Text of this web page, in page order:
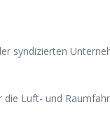
syndizierten
Luft- und